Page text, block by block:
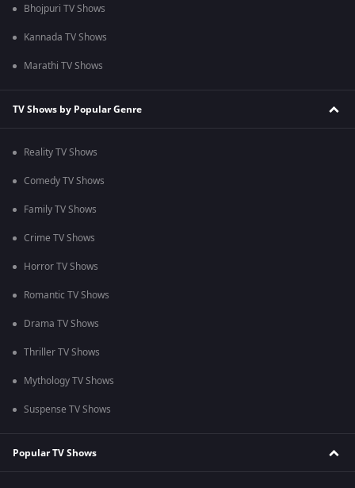
Bhojpuri TV Shows
Kannada TV Shows
Marathi TV Shows
TV Shows by Popular Genre
Reality TV Shows
Comedy TV Shows
Family TV Shows
Crime TV Shows
Horror TV Shows
Romantic TV Shows
Drama TV Shows
Thriller TV Shows
Mythology TV Shows
Suspense TV Shows
Popular TV Shows